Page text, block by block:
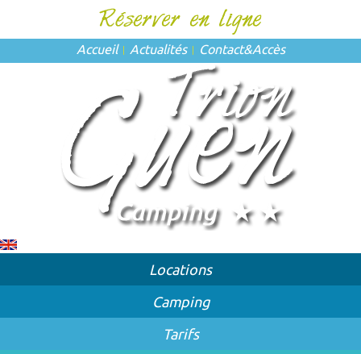
Accueil Actualités Contact&Accès
Locations
Camping
Tarifs